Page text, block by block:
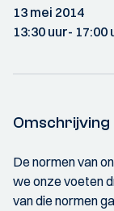
13 mei 2014
13:30 uur- 17:00
Omschrijving
De normen van
we onze voeten
van die normen